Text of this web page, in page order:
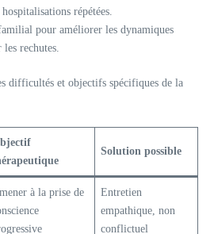
répétées.
pour améliorer les dynamiques
rechutes.
difficultés et objectifs spécifiques de la
Solution possible
à la prise de
Entretien
empathique, non
conflictuel